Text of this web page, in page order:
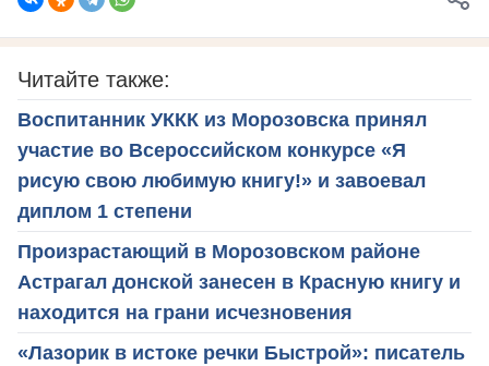
Читайте также:
Воспитанник УККК из Морозовска принял
участие во Всероссийском конкурсе «Я
рисую свою любимую книгу!» и завоевал
диплом 1 степени
Произрастающий в Морозовском районе
Астрагал донской занесен в Красную книгу и
находится на грани исчезновения
«Лазорик в истоке речки Быстрой»: писатель